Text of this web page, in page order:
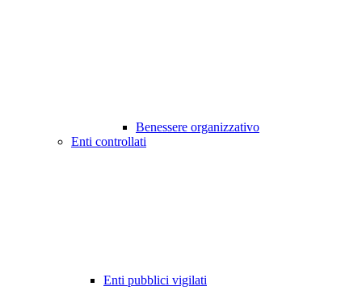
Benessere organizzativo
Enti controllati
Enti pubblici vigilati